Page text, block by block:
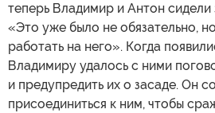
теперь Владимир и Антон сидели
«Это уже было не обязательно,
работать на него». Когда
Владимиру удалось с ними
и предупредить их о засаде. Он
присоединиться к ним, чтобы